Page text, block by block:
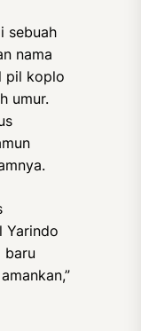
sebuah
nama
pil koplo
umur.
Yarindo
baru